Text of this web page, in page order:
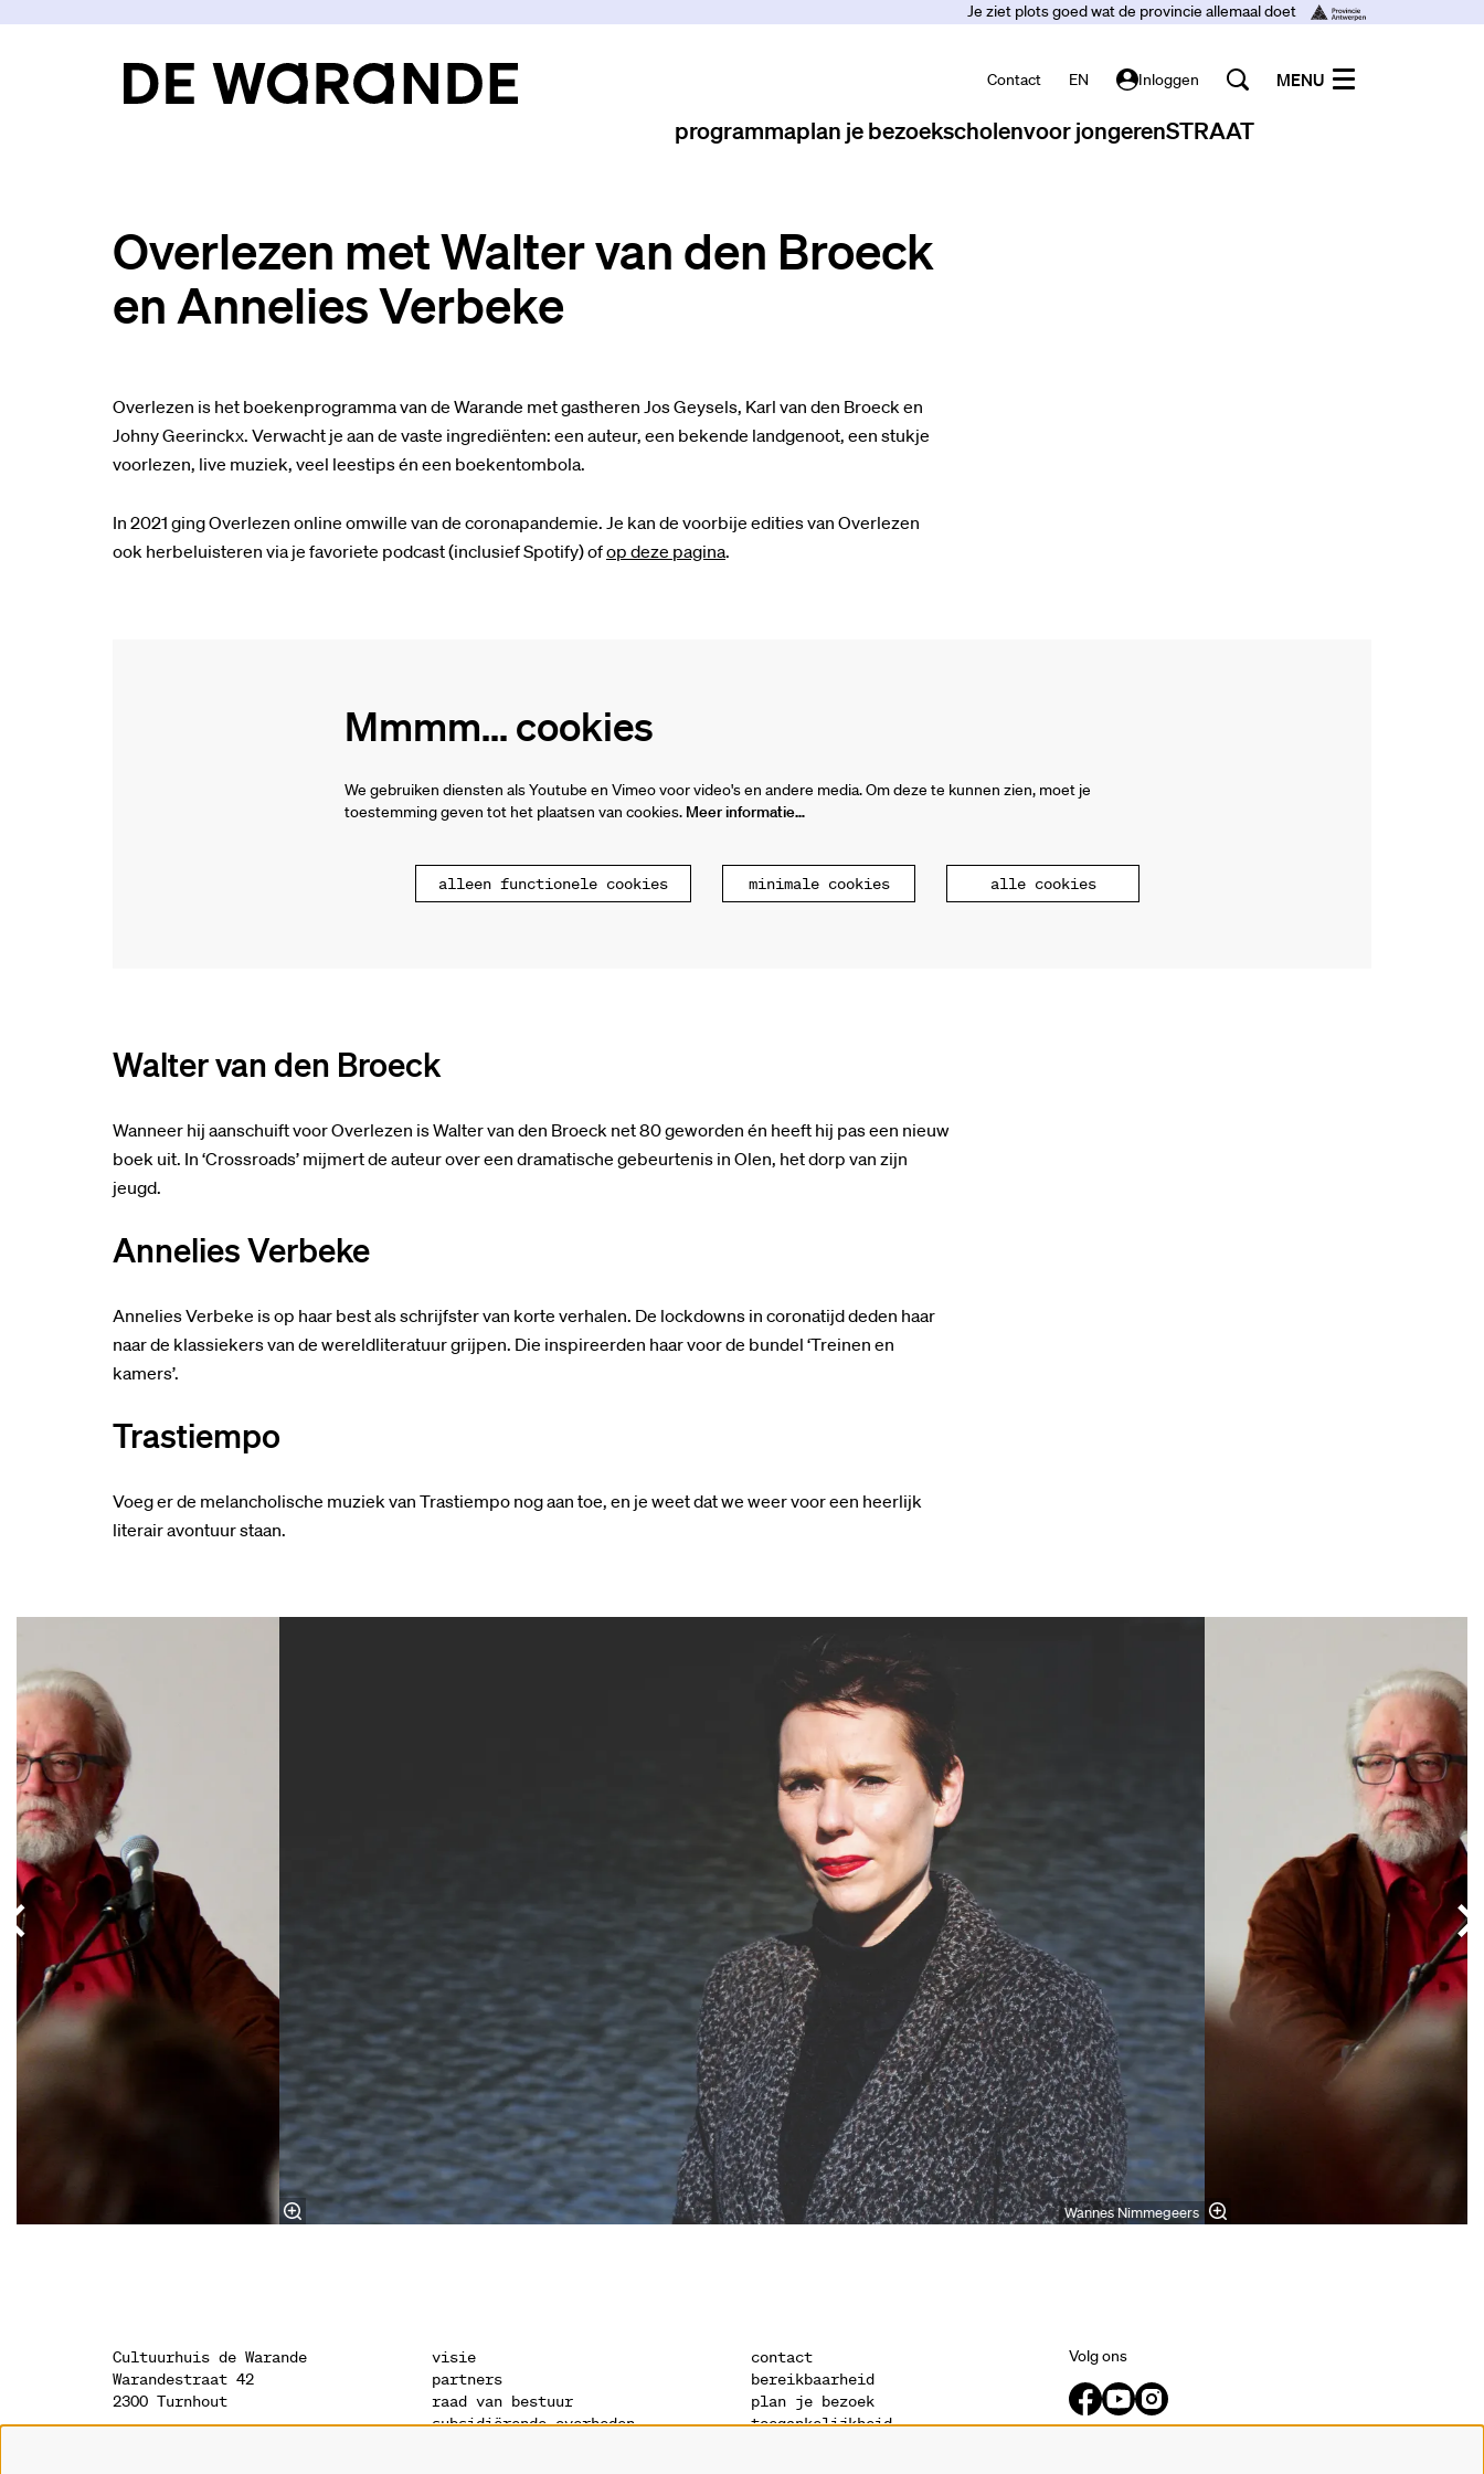
Je ziet plots goed wat de provincie allemaal doet
Contact EN Inloggen
programmaplan je bezoekscholenvoor jongerenSTRAAT
MENU
Overlezen met Walter van den Broeck
en Annelies Verbeke
Overlezen is het boekenprogramma van de Warande met gastheren Jos Geysels, Karl van den Broeck en
Johny Geerinckx. Verwacht je aan de vaste ingrediënten: een auteur, een bekende landgenoot, een stukje
voorlezen, live muziek, veel leestips én een boekentombola.
In 2021 ging Overlezen online omwille van de coronapandemie. Je kan de voorbije edities van Overlezen
ook herbeluisteren via je favoriete podcast (inclusief Spotify) ofop deze pagina.
Mmmm... cookies
We gebruiken diensten als Youtube en Vimeo voor video's en andere media. Om deze te kunnen zien, moet je
toestemming geven tot het plaatsen van cookies. Meer informatie…
alleen functionele cookies minimale cookies alle cookies
Walter van den Broeck
Wanneer hij aanschuift voor Overlezen is Walter van den Broeck net 80 geworden én heeft hij pas een nieuw
boek uit. In ‘Crossroads’ mijmert de auteur over een dramatische gebeurtenis in Olen, het dorp van zijn
jeugd.
Annelies Verbeke
Annelies Verbeke is op haar best als schrijfster van korte verhalen. De lockdowns in coronatijd deden haar
naar de klassiekers van de wereldliteratuur grijpen. Die inspireerden haar voor de bundel ‘Treinen en
kamers’.
Trastiempo
Voeg er de melancholische muziek van Trastiempo nog aan toe, en je weet dat we weer voor een heerlijk
literair avontuur staan.
Wannes Nimmegeers
Cultuurhuis de Warande
Warandestraat 42
2300 Turnhout
visie
partners
raad van bestuur
subsidiërende overheden
contact
bereikbaarheid
plan je bezoek
toegankelijkheid
Volg ons